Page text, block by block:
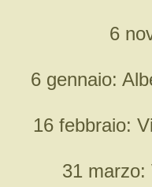
6
6 gennaio:
16 febbraio:
31